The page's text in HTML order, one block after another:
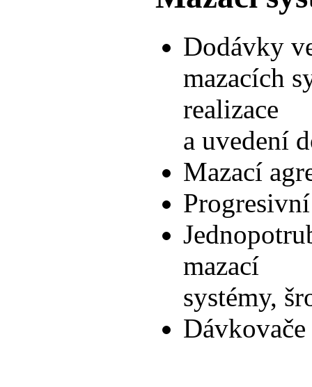
Dodávky
mazacích
realizace
a uvedení
Mazací
mazací
systémy,